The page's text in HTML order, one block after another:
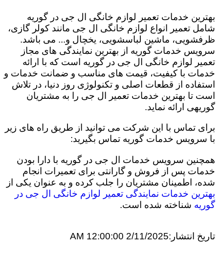
بهترین خدمات تعمیر لوازم خانگی ال جی در گوریه
شامل تعمیر انواع لوازم خانگی ال جی مانند کولر گازی،
ظرفشویی، ماشین لباسشویی، یخچال و... می باشد.
سرویس خدمات گوریه از بهترین نمایندگی های مجاز
تعمیر لوازم خانگی ال جی در گوریه است که با ارائه
خدمات با کیفیت، قیمت های مناسب و ضمانت خدمات و
استفاده از قطعات اصلی و تکنولوژی روز دنیا، در تلاش
است تا بهترین خدمات تعمیر ال جی را به مشتریان
گوریهی ارائه نماید.
برای تماس با این شرکت می توانید از طریق راه های زیر
با سرویس خدمات گوریه تماس بگیرید:
همچنین سرویس خدمات ال جی در گوریه با دارا بودن
خدمات پس از فروش و گارانتی برای تعمیرات انجام
شده، اطمینان مشتریان را جلب کرده و به عنوان یکی از
بهترین خدمات نمایندگی تعمیر لوازم خانگی ال جی در
گوریه شناخته شده است.
تاریخ انتشار:2/11/2025 12:00:00 AM